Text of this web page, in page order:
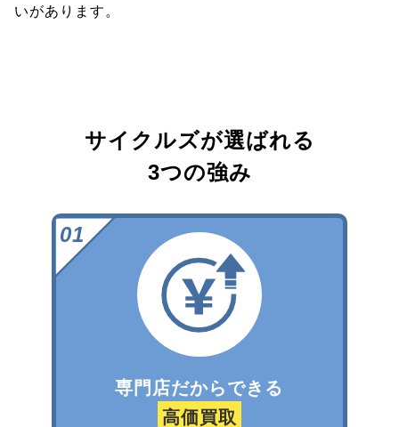
いがあります。
サイクルズが選ばれる
3つの強み
専門店だからできる
高価買取